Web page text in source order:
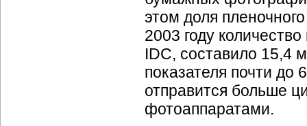
этом доля
2003 году
IDC, составило 15,4
показателя почти до
отправится больше
фотоаппаратами.